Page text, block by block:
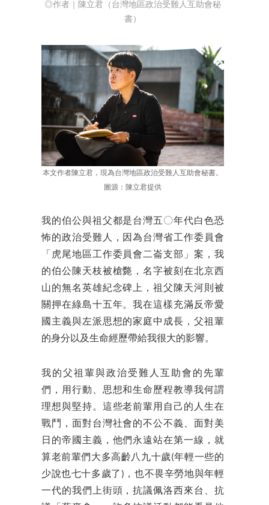
◎作者｜陳立君（台灣地區政治受難人互助會秘
書）
本文作者陳立君，現為台灣地區政治受難人互助會秘書。
圖源：陳立君提供
我的伯公與祖父都是台灣五〇年代白色恐
怖的政治受難人，因為台灣省工作委員會
「虎尾地區工作委員會二崙支部」案，我
的伯公陳天枝被槍斃，名字被刻在北京西
山的無名英雄紀念碑上，祖父陳天河則被
關押在綠島十五年。我在這樣充滿反帝愛
國主義與左派思想的家庭中成長，父祖輩
的身分以及生命經歷帶給我很大的影響。
我的父祖輩與政治受難人互助會的先輩
們，用行動、思想和生命歷程教導我何謂
理想與堅持。這些老前輩用自己的人生在
戰鬥，面對台灣社會的不公不義、面對美
日的帝國主義，他們永遠站在第一線，就
算老前輩們大多高齡八九十歲(年輕一些的
少說也七十多歲了)，也不畏辛勞地與年輕
一代的我們上街頭，抗議佩洛西來台、抗